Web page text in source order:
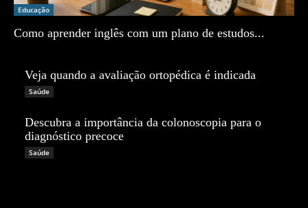
Educação
Como aprender inglês com um plano de estudos...
Veja quando a avaliação ortopédica é indicada
Saúde
Descubra a importância da colonoscopia para o
diagnóstico precoce
Saúde